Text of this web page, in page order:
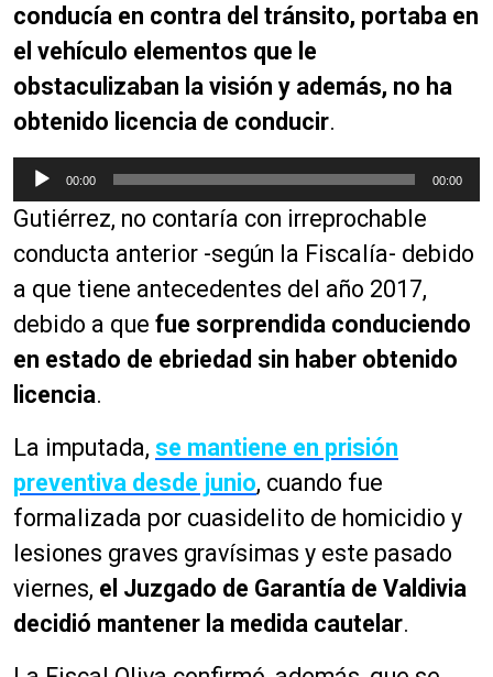
conducía en contra del tránsito, portaba en
el vehículo elementos que le
obstaculizaban la visión y además, no ha
obtenido licencia de conducir.
e
p
r
d
u
c
t
o
r
d
e
a
u
d
i
o
00:00 00:00
Gutiérrez, no contaría con irreprochable
conducta anterior -según la Fiscalía- debido
a que tiene antecedentes del año 2017,
debido a que fue sorprendida conduciendo
en estado de ebriedad sin haber obtenido
licencia.
La imputada, se mantiene en prisión
preventiva desde junio, cuando fue
formalizada por cuasidelito de homicidio y
lesiones graves gravísimas y este pasado
viernes, el Juzgado de Garantía de Valdivia
decidió mantener la medida cautelar.